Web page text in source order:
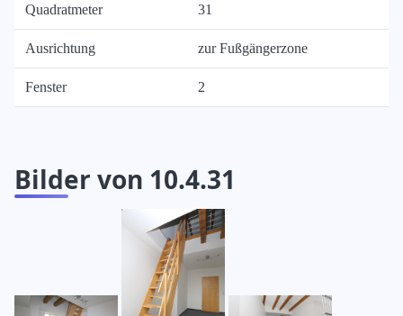
Quadratmeter 31
Ausrichtung zur Fußgängerzone
Fenster 2
Bilder von 10.4.31